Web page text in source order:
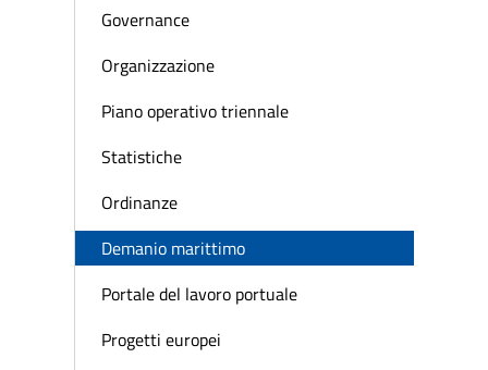
Governance
Organizzazione
Piano operativo triennale
Statistiche
Ordinanze
Demanio marittimo
Portale del lavoro portuale
Progetti europei